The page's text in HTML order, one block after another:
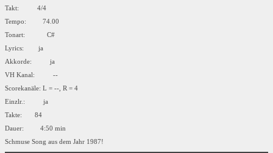
Takt: 4/4
Tempo: 74.00
Tonart: C#
Lyrics: ja
Akkorde: ja
VH Kanal: --
Scorekanäle: L = --, R = 4
Einzlr.: ja
Takte: 84
Dauer: 4:50 min
Schmuse Song aus dem Jahr 1987!